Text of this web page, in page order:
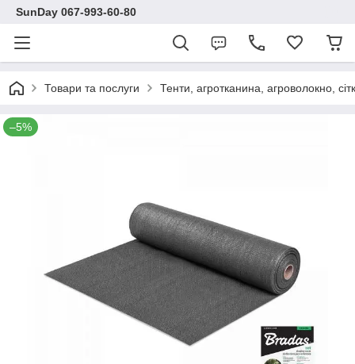
SunDay 067-993-60-80
Товари та послуги Тенти, агротканина, агроволокно,
–5%